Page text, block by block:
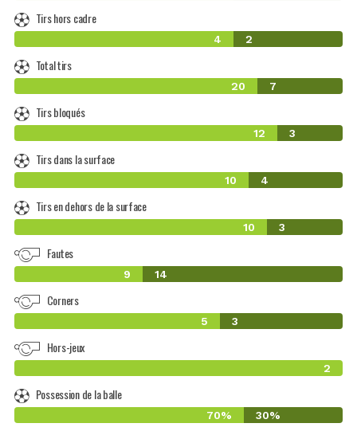
Tirs hors cadre
4 2
Total tirs
20 7
Tirs bloqués
12 3
Tirs dans la surface
10 4
Tirs en dehors de la surface
10 3
Fautes
9 14
Corners
5 3
Hors-jeux
2
Possession de la balle
70% 30%